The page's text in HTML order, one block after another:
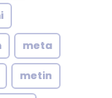
meta
metin